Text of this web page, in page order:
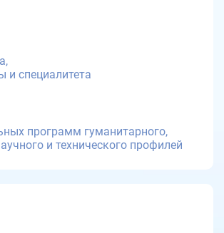
и специалитета
программ гуманитарного,
и технического профилей